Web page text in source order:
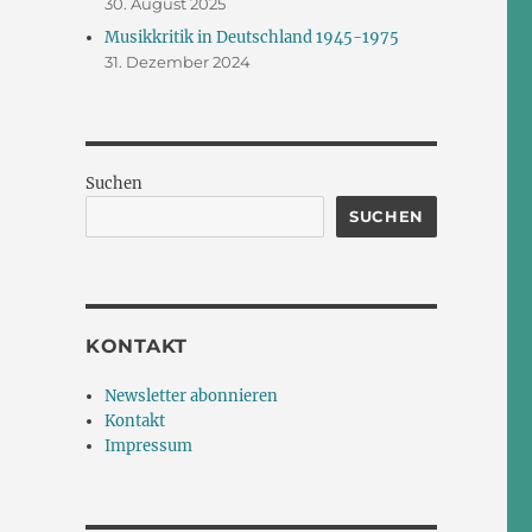
Musikkritik in Deutschland 1945-1975
31. Dezember 2024
Suchen
SUCHEN
KONTAKT
Newsletter abonnieren
Kontakt
Impressum